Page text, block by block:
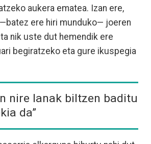
aukera ematea. Izan ere,
ere hiri munduko— joeren
nik uste dut hemendik ere
begiratzeko eta gure ikuspegia
nire lanak biltzen baditu
da”